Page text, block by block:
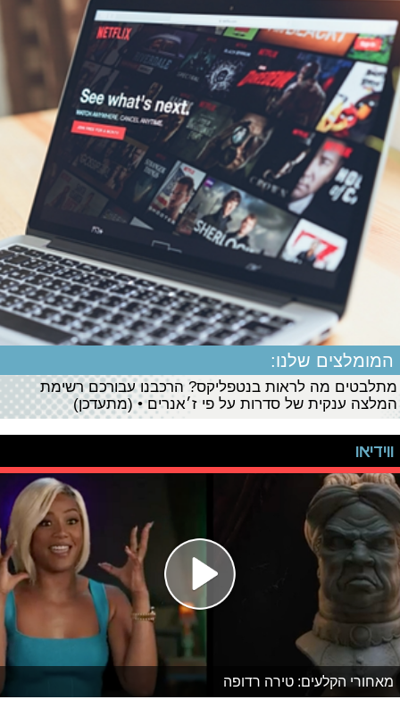
המומלצים שלנו:
מתלבטים מה לראות בנטפליקס? הרכבנו עבורכם רשימת
המלצה ענקית של סדרות על פי ז׳אנרים • (מתעדכן)
ווידיאו
מאחורי הקלעים: טירה רדופה